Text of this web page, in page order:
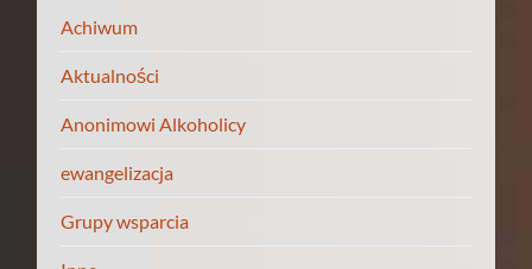
Achiwum
Aktualności
Anonimowi Alkoholicy
ewangelizacja
Grupy wsparcia